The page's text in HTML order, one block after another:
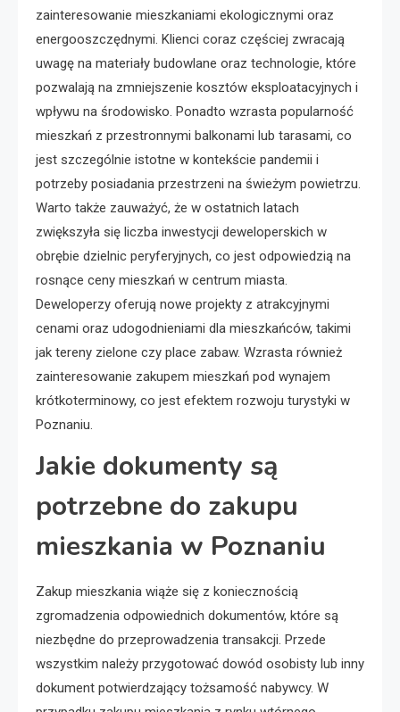
zainteresowanie mieszkaniami ekologicznymi oraz
energooszczędnymi. Klienci coraz częściej zwracają
uwagę na materiały budowlane oraz technologie, które
pozwalają na zmniejszenie kosztów eksploatacyjnych i
wpływu na środowisko. Ponadto wzrasta popularność
mieszkań z przestronnymi balkonami lub tarasami, co
jest szczególnie istotne w kontekście pandemii i
potrzeby posiadania przestrzeni na świeżym powietrzu.
Warto także zauważyć, że w ostatnich latach
zwiększyła się liczba inwestycji deweloperskich w
obrębie dzielnic peryferyjnych, co jest odpowiedzią na
rosnące ceny mieszkań w centrum miasta.
Deweloperzy oferują nowe projekty z atrakcyjnymi
cenami oraz udogodnieniami dla mieszkańców, takimi
jak tereny zielone czy place zabaw. Wzrasta również
zainteresowanie zakupem mieszkań pod wynajem
krótkoterminowy, co jest efektem rozwoju turystyki w
Poznaniu.
Jakie dokumenty są
potrzebne do zakupu
mieszkania w Poznaniu
Zakup mieszkania wiąże się z koniecznością
zgromadzenia odpowiednich dokumentów, które są
niezbędne do przeprowadzenia transakcji. Przede
wszystkim należy przygotować dowód osobisty lub inny
dokument potwierdzający tożsamość nabywcy. W